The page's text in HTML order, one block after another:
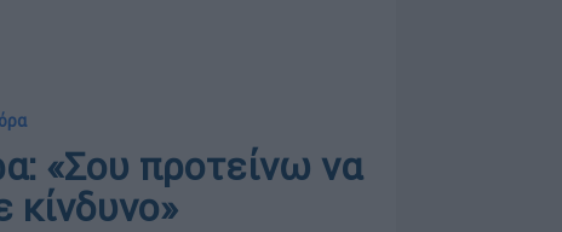
«Σου προτείνω να
κίνδυνο»